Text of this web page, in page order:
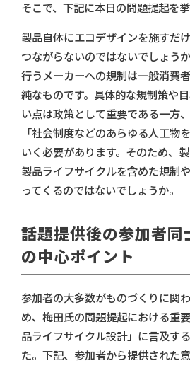
そこで、下記に本日の問題提起を挙
製品自体にエコデザインを施すだ
つながらないのではないでしょう
行うメーカーへの規制は一般消費
純なものです。具体的な規制策や
い点は政策として重要である一方
「社会制度などのあらゆる人工物
いく必要があります。そのため、
製品ライフサイクルを含めた規制
ってくるのではないでしょうか。
話題提供後の参加者同
の中心ポイント
参加者の大多数がものづくりに関
め、梅田氏の問題提起における重
品ライフサイクル設計」に言及す
た。下記、参加者から提供された